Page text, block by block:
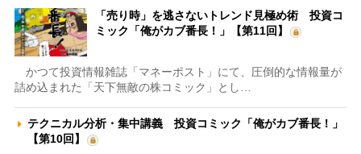
「売り時」を逃さないトレンド見極め術 投資コ
ミック「俺がカブ番長！」【第11回】
かつて投資情報雑誌「マネーポスト」にて、圧倒的な情報量が
詰め込まれた「天下無敵の株コミック」とし…
テクニカル分析・集中講義 投資コミック「俺がカブ番長！」
【第10回】